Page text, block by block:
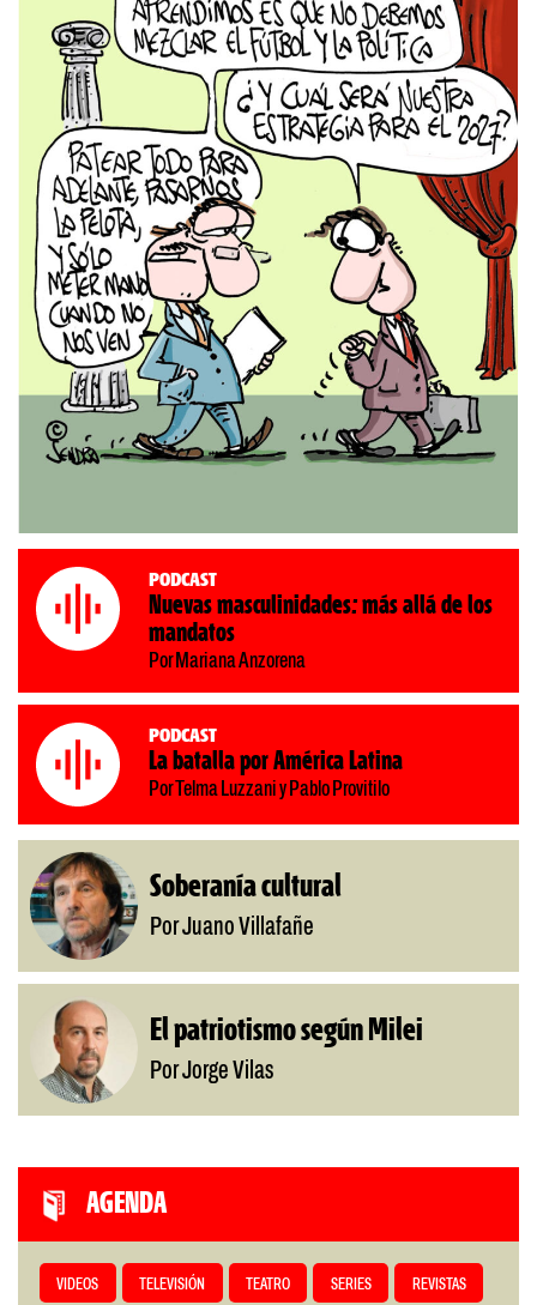
Podcast
Nuevas masculinidades: más allá de los
mandatos
Por Mariana Anzorena
Podcast
La batalla por América Latina
Por Telma Luzzani y Pablo Provitilo
Soberanía cultural
Por Juano Villafañe
El patriotismo según Milei
Por Jorge Vilas
AGENDA
VIDEOS TELEVISIÓN TEATRO SERIES REVISTAS